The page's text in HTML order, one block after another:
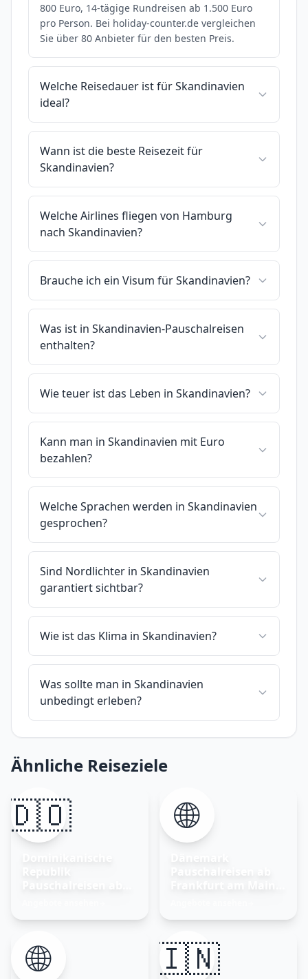
800 Euro, 14-tägige Rundreisen ab 1.500 Euro
pro Person. Bei holiday-counter.de vergleichen
Sie über 80 Anbieter für den besten Preis.
Welche Reisedauer ist für Skandinavien
ideal?
Wann ist die beste Reisezeit für
Skandinavien?
Welche Airlines fliegen von Hamburg
nach Skandinavien?
Brauche ich ein Visum für Skandinavien?
Was ist in Skandinavien-Pauschalreisen
enthalten?
Wie teuer ist das Leben in Skandinavien?
Kann man in Skandinavien mit Euro
bezahlen?
Welche Sprachen werden in Skandinavien
gesprochen?
Sind Nordlichter in Skandinavien
garantiert sichtbar?
Wie ist das Klima in Skandinavien?
Was sollte man in Skandinavien
unbedingt erleben?
Ähnliche Reiseziele
🇩🇴 🌐
🌐 🇮🇳